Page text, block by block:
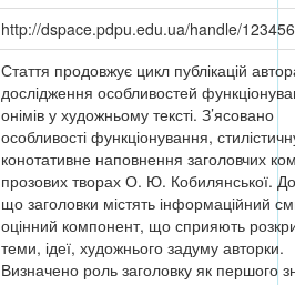
http://dspace.pdpu.edu.ua/handle/
Стаття продовжує цикл публікацій
дослідження особливостей
онімів у художньому тексті. З’ясовано
особливості функціонування,
конотативне наповнення заголовчих
прозових творах О. Ю. Кобилянської.
що заголовки містять інформаційний
оцінний компонент, що сприяють
теми, ідеї, художнього задуму авторки.
Визначено роль заголовку як першого